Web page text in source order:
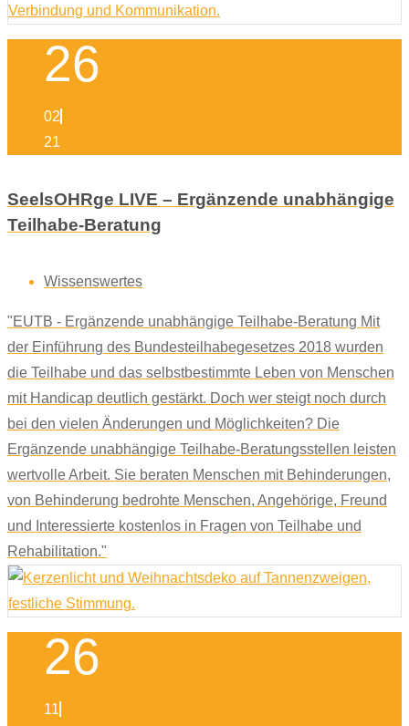
26
02
21
SeelsOHRge LIVE – Ergänzende unabhängige
Teilhabe-Beratung
Wissenswertes
"EUTB - Ergänzende unabhängige Teilhabe-Beratung Mit
der Einführung des Bundesteilhabegesetzes 2018 wurden
die Teilhabe und das selbstbestimmte Leben von Menschen
mit Handicap deutlich gestärkt. Doch wer steigt noch durch
bei den vielen Änderungen und Möglichkeiten? Die
Ergänzende unabhängige Teilhabe-Beratungsstellen leisten
wertvolle Arbeit. Sie beraten Menschen mit Behinderungen,
von Behinderung bedrohte Menschen, Angehörige, Freund
und Interessierte kostenlos in Fragen von Teilhabe und
Rehabilitation."
26
11